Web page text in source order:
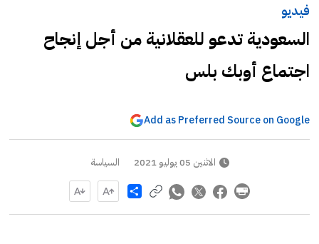
فيديو
السعودية تدعو للعقلانية من أجل إنجاح
اجتماع أوبك بلس
Add as Preferred Source on Google
الاثنين 05 يوليو 2021 السياسة
Share